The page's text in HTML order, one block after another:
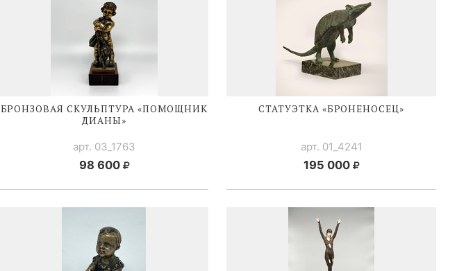
БРОНЗОВАЯ СКУЛЬПТУРА «ПОМОЩНИК
ДИАНЫ»
арт. 03_1763
98 600
СТАТУЭТКА «БРОНЕНОСЕЦ»
арт. 01_4241
195 000